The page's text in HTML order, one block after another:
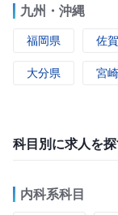
九州・沖縄
福岡県 佐
大分県 宮
科目別に求人を
内科系科目